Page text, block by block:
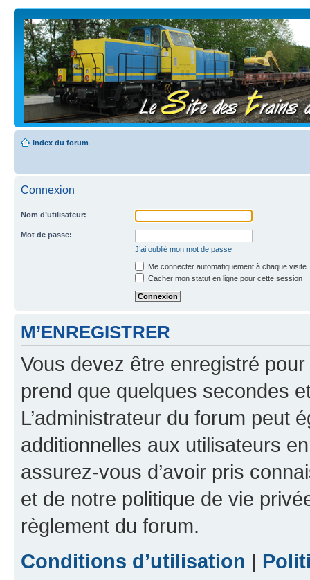
Index du forum
Connexion
Nom d’utilisateur:
Mot de passe:
J’ai oublié mon mot de passe
Me connecter automatiquement à chaque visite
Cacher mon statut en ligne pour cette session
M’ENREGISTRER
Vous devez être enregistré
prend que quelques secondes
L’administrateur du forum peut
additionnelles aux utilisateurs
assurez-vous d’avoir pris
et de notre politique de vie
règlement du forum.
Conditions d’utilisation |